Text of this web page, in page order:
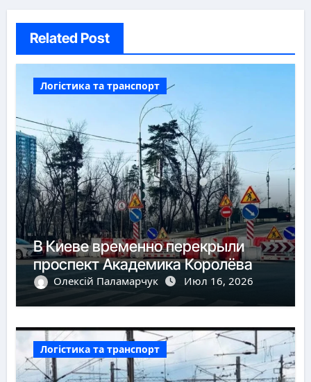
Related Post
Логістика та транспорт
В Киеве временно перекрыли
проспект Академика Королёва
Олексій Паламарчук Июл 16, 2026
Логістика та транспорт